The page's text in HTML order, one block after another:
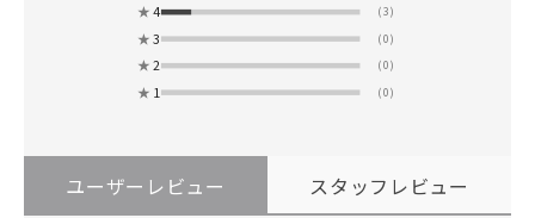
★ 4 (3)
★ 3 (0)
★ 2 (0)
★ 1 (0)
ユーザーレビュー スタッフレビュー